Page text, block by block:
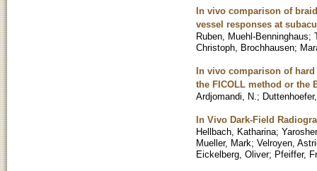
In vivo comparison of
vessel responses at
Ruben, Muehl-Benninghaus;
Christoph, Brochhausen;
In vivo comparison of
the FICOLL method or the
Ardjomandi, N. ;
In Vivo Dark-Field
Hellbach, Katharina;
Mueller, Mark; Velroyen,
Eickelberg, Oliver; Pfeiffer,